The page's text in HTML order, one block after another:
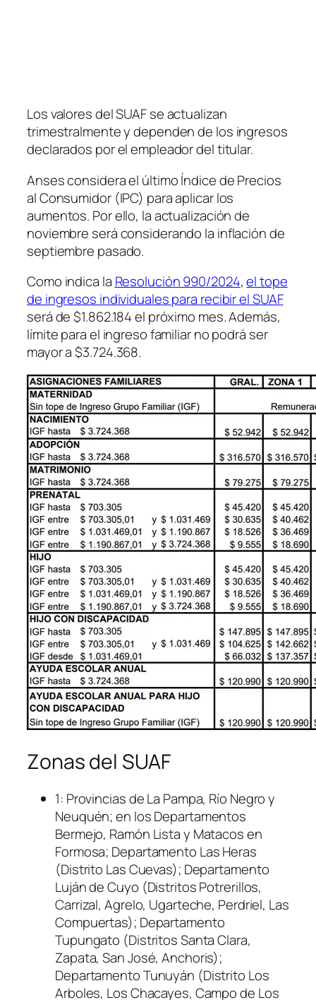
Los valores del SUAF se actualizan
trimestralmente y dependen de los ingresos
declarados por el empleador del titular.
Anses considera el último Índice de Precios
al Consumidor (IPC) para aplicar los
aumentos. Por ello, la actualización de
noviembre será considerando la inflación de
septiembre pasado.
Como indica la Resolución 990/2024,el tope
de ingresos individuales para recibir el SUAF
será de $1.862.184 el próximo mes. Además,
límite para el ingreso familiar no podrá ser
mayor a $3.724.368.
Zonas del SUAF
1: Provincias de La Pampa, Río Negro y
Neuquén; en los Departamentos
Bermejo, Ramón Lista y Matacos en
Formosa; Departamento Las Heras
(Distrito Las Cuevas); Departamento
Luján de Cuyo (Distritos Potrerillos,
Carrizal, Agrelo, Ugarteche, Perdriel, Las
Compuertas); Departamento
Tupungato (Distritos Santa Clara,
Zapata, San José, Anchoris);
Departamento Tunuyán (Distrito Los
Arboles, Los Chacayes, Campo de Los